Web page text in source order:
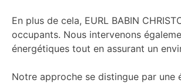
En plus de cela, EURL BABIN
occupants. Nous intervenons
énergétiques tout en assurant un
Notre approche se distingue par